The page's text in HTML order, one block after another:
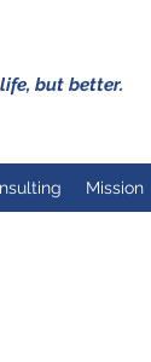
but better.
Mission